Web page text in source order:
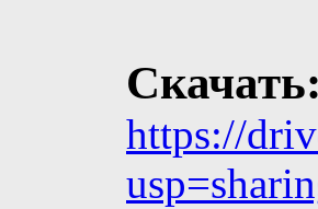
Скачать:
https://